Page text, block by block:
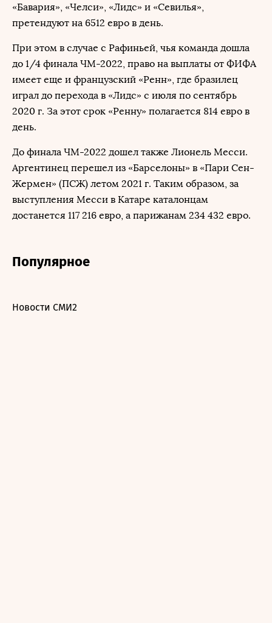
«Бавария», «Челси», «Лидс» и «Севилья»,
претендуют на 6512 евро в день.
При этом в случае с Рафиньей, чья команда дошла
до 1/4 финала ЧМ-2022, право на выплаты от ФИФА
имеет еще и французский «Ренн», где бразилец
играл до перехода в «Лидс» с июля по сентябрь
2020 г. За этот срок «Ренну» полагается 814 евро в
день.
До финала ЧМ-2022 дошел также Лионель Месси.
Аргентинец перешел из «Барселоны» в «Пари Сен-
Жермен» (ПСЖ) летом 2021 г. Таким образом, за
выступления Месси в Катаре каталонцам
достанется 117 216 евро, а парижанам 234 432 евро.
Популярное
Новости СМИ2